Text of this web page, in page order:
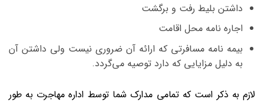
داشتن بلیط رفت و برگشت
اجاره نامه محل اقامت
بیمه نامه مسافرتی که ارائه آن ضروری نیست ولی داشتن آن
به دلیل مزایایی که دارد توصیه می‌گردد.
لازم به ذکر است که تمامی مدارک شما توسط اداره مهاجرت به طور